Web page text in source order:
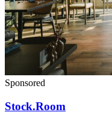
Sponsored
Stock.Room